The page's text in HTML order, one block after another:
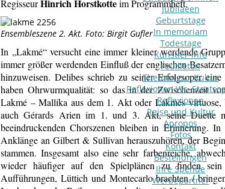
Jubilaeen
Geburtstage
In memoriam
Todestage
Künstler-Info
Feuilleton
Themen zur Kultur
Reflexionen Wr.
Reflexionen
Reise und Kultur
Apropos
Fotos
Kontakt
Bestellungen
Ihre Spende
Werbepartner
RegisseurHinrich Horstkotteim Programmheft.
Ensembleszene 2. Akt. Foto: Birgit Gufler
In „Lakmé“ versucht eine immer kleiner werdende
immer größer werdenden Einfluß der englischen
hinzuweisen. Delibes schrieb zu seiner Erfolgsoper
haben Ohrwurmqualität: so das in der Zwischenzeit
Lakmé – Mallika aus dem 1. Akt oder Lakmés
auch Gérards Arien im 1. und 3. Akt, seine
beeindruckenden Chorszenen bleiben in Erinnerung.
Anklänge an Gilbert & Sullivan herauszuhören, der
stammen. Insgesamt also eine sehr farbenreiche,
wieder häufiger auf den Spielplänen zu finden
Aufführungen, Lüttich und Montecarlo brachten /